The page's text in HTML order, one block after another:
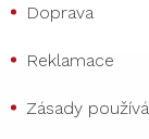
Doprava
Reklamace
Zásady